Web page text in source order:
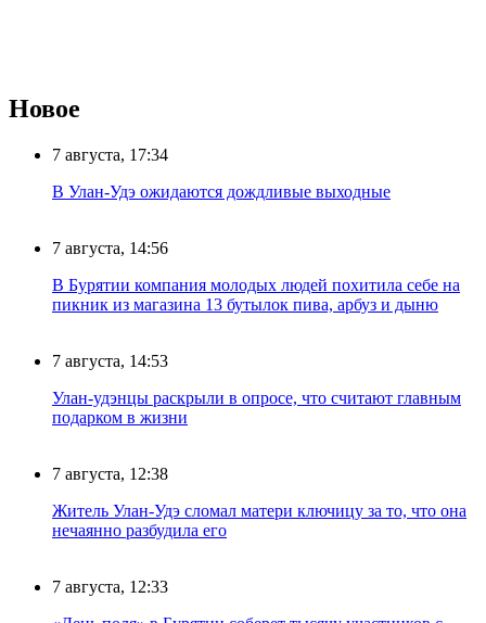
Новое
7 августа, 17:34
В Улан-Удэ ожидаются дождливые выходные
7 августа, 14:56
В Бурятии компания молодых людей похитила себе на
пикник из магазина 13 бутылок пива, арбуз и дыню
7 августа, 14:53
Улан-удэнцы раскрыли в опросе, что считают главным
подарком в жизни
7 августа, 12:38
Житель Улан-Удэ сломал матери ключицу за то, что она
нечаянно разбудила его
7 августа, 12:33